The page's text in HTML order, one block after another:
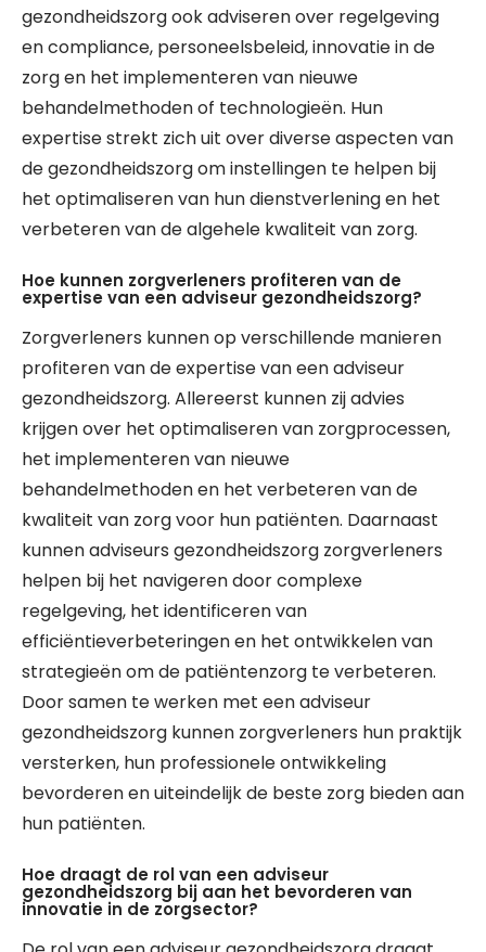
gezondheidszorg ook adviseren over regelgeving
en compliance, personeelsbeleid, innovatie in de
zorg en het implementeren van nieuwe
behandelmethoden of technologieën. Hun
expertise strekt zich uit over diverse aspecten van
de gezondheidszorg om instellingen te helpen bij
het optimaliseren van hun dienstverlening en het
verbeteren van de algehele kwaliteit van zorg.
Hoe kunnen zorgverleners profiteren van de
expertise van een adviseur gezondheidszorg?
Zorgverleners kunnen op verschillende manieren
profiteren van de expertise van een adviseur
gezondheidszorg. Allereerst kunnen zij advies
krijgen over het optimaliseren van zorgprocessen,
het implementeren van nieuwe
behandelmethoden en het verbeteren van de
kwaliteit van zorg voor hun patiënten. Daarnaast
kunnen adviseurs gezondheidszorg zorgverleners
helpen bij het navigeren door complexe
regelgeving, het identificeren van
efficiëntieverbeteringen en het ontwikkelen van
strategieën om de patiëntenzorg te verbeteren.
Door samen te werken met een adviseur
gezondheidszorg kunnen zorgverleners hun praktijk
versterken, hun professionele ontwikkeling
bevorderen en uiteindelijk de beste zorg bieden aan
hun patiënten.
Hoe draagt de rol van een adviseur
gezondheidszorg bij aan het bevorderen van
innovatie in de zorgsector?